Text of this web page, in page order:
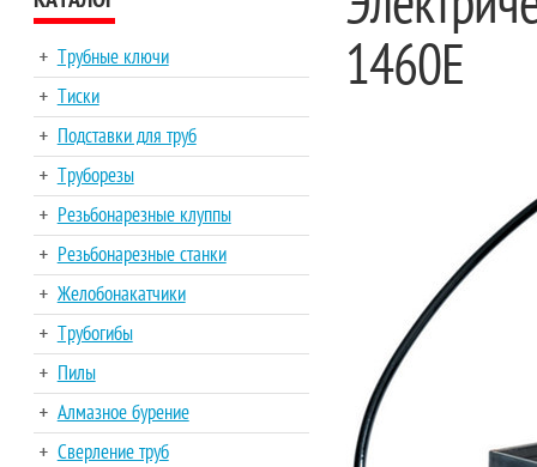
Трубные ключи
Тиски
Подставки для труб
Труборезы
Резьбонарезные клуппы
Резьбонарезные станки
Желобонакатчики
Трубогибы
Пилы
Алмазное бурение
Сверление труб
1460E